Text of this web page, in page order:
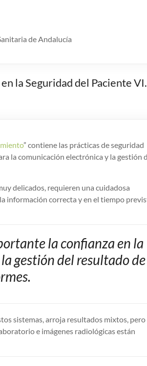
de Andalucía
la Seguridad del Paciente
” contiene las prácticas de seguridad
la comunicación electrónica y la gestión
delicados, requieren una cuidadosa
información correcta y en el tiempo
la confianza en la
gestión del resultado de
sistemas, arroja resultados mixtos, pero
e imágenes radiológicas están